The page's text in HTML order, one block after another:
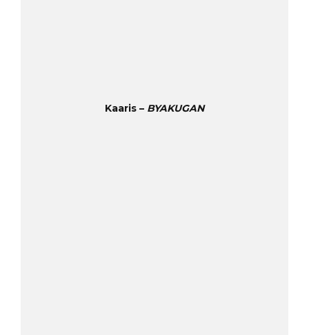
Kaaris – BYAKUGAN